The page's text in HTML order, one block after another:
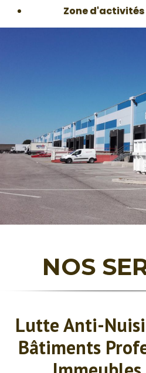
Zone
NOS
Lutte Anti-
Bâtiments